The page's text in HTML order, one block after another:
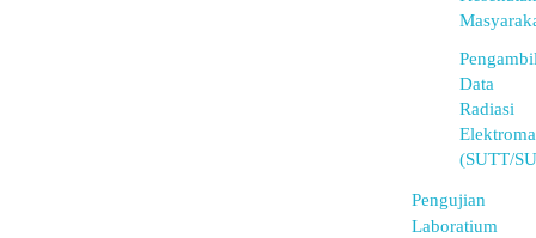
Data
Radiasi
(SUTT/
Pengujian
Laboratium